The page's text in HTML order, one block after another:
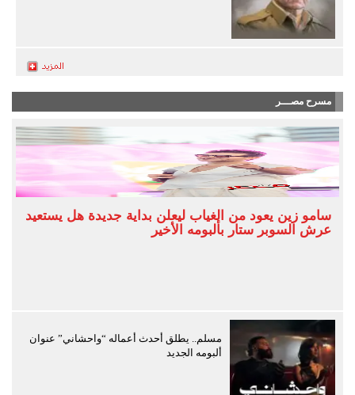
مسرح مصـــر
سامو زين يعود من الغياب ليعلن بداية جديدة هل يستعيد
عرش السوبر ستار بألبومه الأخير
مسلم.. يطلق أحدث أعماله “واحشاني” عنوان
ألبومه الجديد